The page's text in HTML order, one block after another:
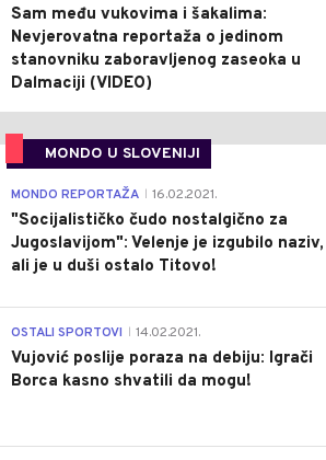
Sam među vukovima i šakalima:
Nevjerovatna reportaža o jedinom
stanovniku zaboravljenog zaseoka u
Dalmaciji (VIDEO)
MONDO U SLOVENIJI
MONDO REPORTAŽA 16.02.2021.
"Socijalističko čudo nostalgično za
Jugoslavijom": Velenje je izgubilo naziv,
ali je u duši ostalo Titovo!
OSTALI SPORTOVI 14.02.2021.
Vujović poslije poraza na debiju: Igrači
Borca kasno shvatili da mogu!